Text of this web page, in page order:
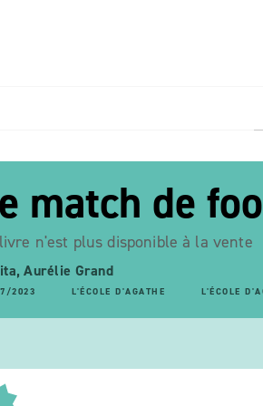
match de
n'est plus disponible à la vente
,Aurélie Grand
2023 L'ÉCOLE D'AGATHE L'ÉCOLE